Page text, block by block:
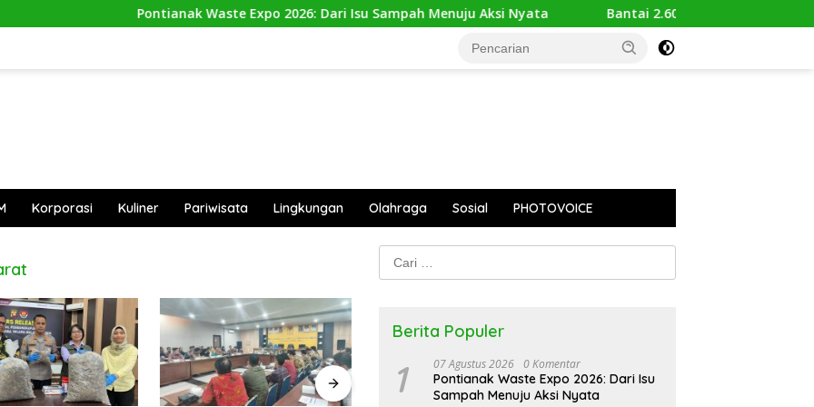
Pontianak Waste Expo 2026: Dari Isu Sampah Menuju Aksi Nyata Bantai 2.600 Trenggiling Demi
Korporasi Kuliner Pariwisata Lingkungan Olahraga Sosial PHOTOVOICE
Cari
untuk:
Berita Populer
1 07 Agustus 2026 0 Komentar
Pontianak Waste Expo 2026: Dari Isu
Sampah Menuju Aksi Nyata